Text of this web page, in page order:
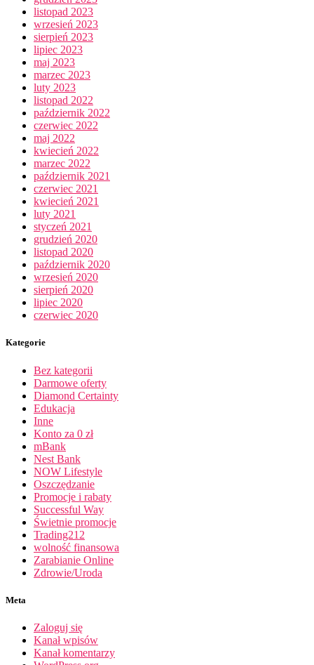
listopad 2023
wrzesień 2023
sierpień 2023
lipiec 2023
maj 2023
marzec 2023
luty 2023
listopad 2022
październik 2022
czerwiec 2022
maj 2022
kwiecień 2022
marzec 2022
październik 2021
czerwiec 2021
kwiecień 2021
luty 2021
styczeń 2021
grudzień 2020
listopad 2020
październik 2020
wrzesień 2020
sierpień 2020
lipiec 2020
czerwiec 2020
Kategorie
Bez kategorii
Darmowe oferty
Diamond Certainty
Edukacja
Inne
Konto za 0 zł
mBank
Nest Bank
NOW Lifestyle
Oszczędzanie
Promocje i rabaty
Successful Way
Świetnie promocje
Trading212
wolność finansowa
Zarabianie Online
Zdrowie/Uroda
Meta
Zaloguj się
Kanał wpisów
Kanał komentarzy